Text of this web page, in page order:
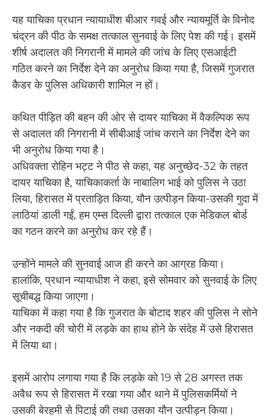
यह याचिका प्रधान न्यायाधीश बीआर गवई और न्यायमूर्ति के विनोद
चंद्रन की पीठ के समक्ष तत्काल सुनवाई के लिए पेश की गई। इसमें
शीर्ष अदालत की निगरानी में मामले की जांच के लिए एसआईटी
गठित करने का निर्देश देने का अनुरोध किया गया है, जिसमें गुजरात
कैडर के पुलिस अधिकारी शामिल न हों।
कथित पीड़ित की बहन की ओर से दायर याचिका में वैकल्पिक रूप
से अदालत की निगरानी में सीबीआई जांच कराने का निर्देश देने का
भी अनुरोध किया गया है।
अधिवक्ता रोहिन भट्ट ने पीठ से कहा, यह अनुच्छेद-32 के तहत
दायर याचिका है, याचिकाकर्ता के नाबालिग भाई को पुलिस ने उठा
लिया, हिरासत में प्रताड़ित किया, यौन उत्पीड़न किया-उसकी गुदा में
लाठियां डाली गईं, हम एम्स दिल्ली द्वारा तत्काल एक मेडिकल बोर्ड
का गठन करने का अनुरोध कर रहे हैं।
उन्होंने मामले की सुनवाई आज ही करने का आग्रह किया।
हालांकि, प्रधान न्यायाधीश ने कहा, इसे सोमवार को सुनवाई के लिए
सूचीबद्ध किया जाएगा।
याचिका में कहा गया है कि गुजरात के बोटाद शहर की पुलिस ने सोने
और नकदी की चोरी में लड़के का हाथ होने के संदेह में उसे हिरासत
में लिया था।
इसमें आरोप लगाया गया है कि लड़के को 19 से 28 अगस्त तक
अवैध रूप से हिरासत में रखा गया और थाने में पुलिसकर्मियों ने
उसकी बेरहमी से पिटाई की तथा उसका यौन उत्पीड़न किया।